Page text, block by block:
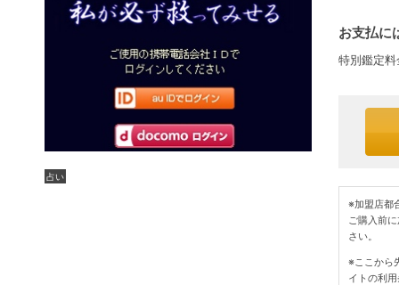
占い
お支払に
特別鑑定
※加盟店都
ご購入前
さい。
※ここから
イトの利